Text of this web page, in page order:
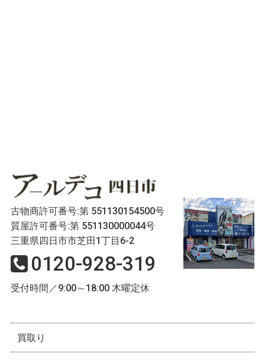
古物商許可番号:第 551130154500号
質屋許可番号:第 551130000044号
三重県四日市市芝田1丁目6-2
0120-928-319
受付時間／9:00～18:00 木曜定休
買取り